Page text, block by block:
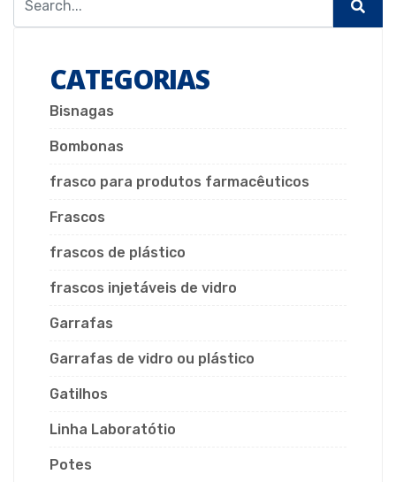
CATEGORIAS
Bisnagas
Bombonas
frasco para produtos farmacêuticos
Frascos
frascos de plástico
frascos injetáveis de vidro
Garrafas
Garrafas de vidro ou plástico
Gatilhos
Linha Laboratótio
Potes